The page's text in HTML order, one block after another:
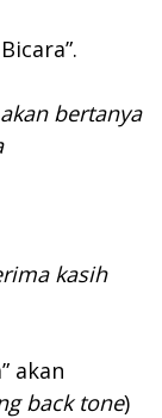
bertanya
kasih
akan
back tone)